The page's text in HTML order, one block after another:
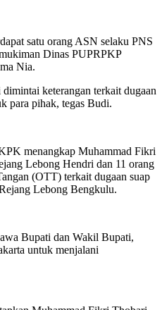
satu orang ASN selaku PNS
Dinas PUPRPKP
Nia.
keterangan terkait dugaan
para pihak, tegas Budi.
menangkap Muhammad Fikri
Lebong Hendri dan 11 orang
(OTT) terkait dugaan suap
Lebong Bengkulu.
Bupati dan Wakil Bupati,
untuk menjalani